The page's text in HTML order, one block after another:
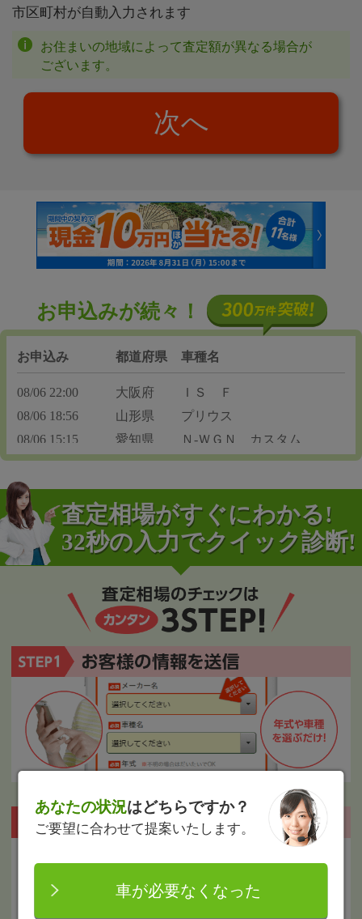
市区町村が自動入力されます
お住まいの地域によって査定額が異なる場合が
ございます。
次へ
お申込みが続々！
お申込み 都道府県 車種名
08/06 22:00 大阪府
ＩＳ Ｆ
08/06 18:56
山形県
プリウス
08/06 15:15
愛知県 Ｎ-ＷＧＮ カスタム
査定相場がすぐにわかる!
32秒の入力でクイック診断!
あなたの状況はどちらですか？
ご要望に合わせて提案いたします。
車が必要なくなった